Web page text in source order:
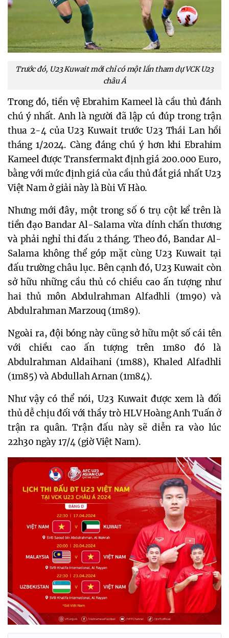
Trước đó, U23 Kuwait mới chỉ có một lần tham dự VCK U23
châu Á
Trong đó, tiền vệ Ebrahim Kameel là cầu thủ đánh
chú ý nhất. Anh là người đã lập cú đúp trong trận
thua 2-4 của U23 Kuwait trước U23 Thái Lan hồi
tháng 1/2024. Càng đáng chú ý hơn khi Ebrahim
Kameel được Transfermakt định giá 200.000 Euro,
bằng với mức định giá của cầu thủ đắt giá nhất U23
Việt Nam ở giải này là Bùi Vĩ Hào.
Nhưng mới đây, một trong số 6 trụ cột kể trên là
tiền đạo Bandar Al-Salama vừa dính chấn thương
và phải nghỉ thi đấu 2 tháng. Theo đó, Bandar Al-
Salama không thể góp mặt cùng U23 Kuwait tại
đấu trường châu lục. Bên cạnh đó, U23 Kuwait còn
sở hữu những cầu thủ có chiều cao ấn tượng như
hai thủ môn Abdulrahman Alfadhli (1m90) và
Abdulrahman Marzouq (1m89).
Ngoài ra, đội bóng này cũng sở hữu một số cái tên
với chiều cao ấn tượng trên 1m80 đó là
Abdulrahman Aldaihani (1m88), Khaled Alfadhli
(1m85) và Abdullah Arnan (1m84).
Như vậy có thể nói, U23 Kuwait được xem là đối
thủ dễ chịu đối với thầy trò HLV Hoàng Anh Tuấn ở
trận ra quân. Trận đấu này sẽ diễn ra vào lúc
22h30 ngày 17/4 (giờ Việt Nam).